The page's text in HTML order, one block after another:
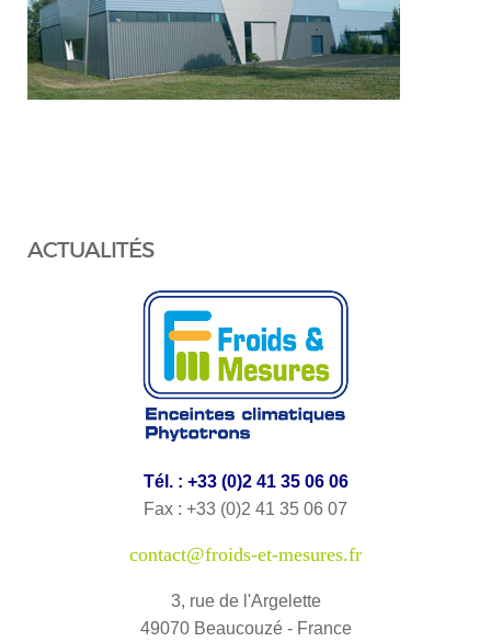
ACTUALITÉS
Tél. : +33 (0)2 41 35 06 06
Fax : +33 (0)2 41 35 06 07
contact@froids-et-mesures.fr
3, rue de l'Argelette
49070 Beaucouzé - France